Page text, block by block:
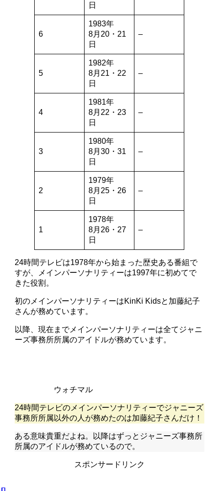
日
6
1983年
8月20・21
日
–
5
1982年
8月21・22
日
–
4
1981年
8月22・23
日
–
3
1980年
8月30・31
日
–
2
1979年
8月25・26
日
–
1
1978年
8月26・27
日
–
24時間テレビは1978年から始まった歴史ある番組で
すが、メインパーソナリティーは1997年に初めてで
きた役割。
初のメインパーソナリティーはKinKi Kidsと加藤紀子
さんが務めています。
以降、現在までメインパーソナリティーは全てジャニ
ーズ事務所所属のアイドルが務めています。
ウォチマル
24時間テレビのメインパーソナリティーでジャニーズ
事務所所属以外の人が務めたのは加藤紀子さんだけ！
ある意味貴重だよね。以降はずっとジャニーズ事務所
所属のアイドルが務めているので。
スポンサードリンク